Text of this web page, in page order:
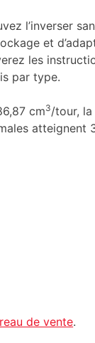
l’inverser
et
les
par type.
cm3/tour,
atteignent
de vente.